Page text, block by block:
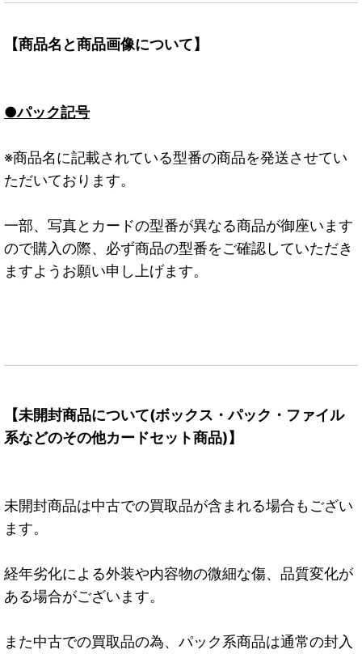
【商品名と商品画像について】
●パック記号
※商品名に記載されている型番の商品を発送させてい
ただいております。
一部、写真とカードの型番が異なる商品が御座います
ので購入の際、必ず商品の型番をご確認していただき
ますようお願い申し上げます。
【未開封商品について(ボックス・パック・ファイル
系などのその他カードセット商品)】
未開封商品は中古での買取品が含まれる場合もござい
ます。
経年劣化による外装や内容物の微細な傷、品質変化が
ある場合がございます。
また中古での買取品の為、パック系商品は通常の封入